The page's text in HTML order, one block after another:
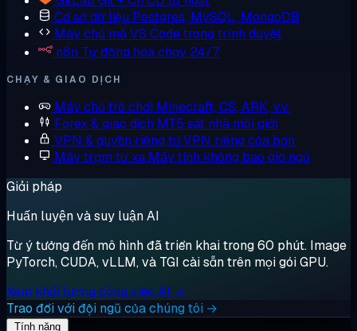
Cơ sở dữ liệu Postgres, MySQL, MongoDB
Máy chủ mãVS Code trong trình duyệt
n8n Tự động hóa chạy 24/7
CHẠY & GIAO DỊCH
Máy chủ trò chơi Minecraft, CS, ARK, v.v.
Forex & giao dịch MT5 sát nhà môi giới
VPN & quyền riêng tưVPN riêng của bạn
Máy trạm từ xa Máy tính không bao giờ ngủ
Giải pháp
Huấn luyện và suy luận AI
Từ ý tưởng đến mô hình đã triển khai trong 60 phút. Image
PyTorch, CUDA, vLLM, và TGI cài sẵn trên mọi gói GPU.
Xem khối lượng công việc AI →
Trao đổi với đội ngũ của chúng tôi →